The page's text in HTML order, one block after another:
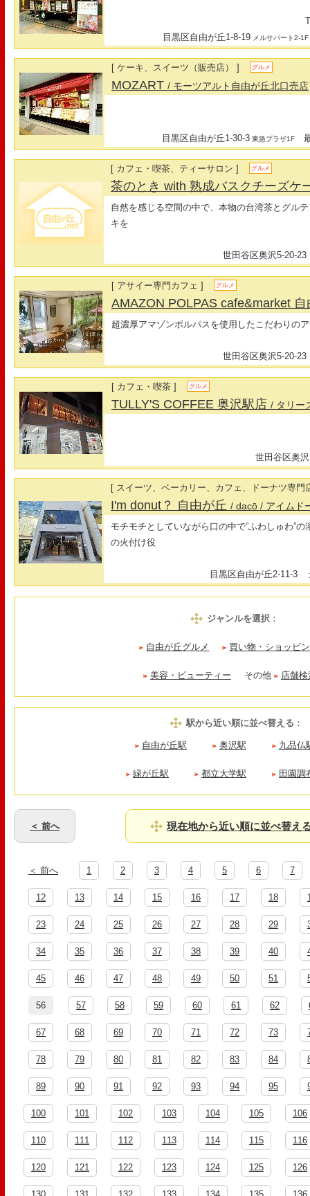
目黒区自由が丘1-8-19 メルサパート2-1F
[ ケーキ、スイーツ（販売店） ] グルメ
MOZART/ モーツアルト自由が丘北口売店
目黒区自由が丘1-30-3 東急プラザ1F
[ カフェ・喫茶、ティーサロン ] グルメ
茶のとき with 熟成バスクチーズケ
自然を感じる空間の中で、本物の台湾茶とグル
キを
世田谷区奥沢5-20-23
[ アサイー専門カフェ ] グルメ
AMAZON POLPAS cafe&market
超濃厚アマゾンポルパスを使用したこだわりの
世田谷区奥沢5-20-23
[ カフェ・喫茶 ] グルメ
TULLY'S COFFEE 奥沢駅店/ タリー
世田谷区奥
[ スイーツ、ベーカリー、カフェ、ドーナツ専門
I'm donut？ 自由が丘/ dacō/ アイムド
モチモチとしていながら口の中で”ふわしゅわ”
の火付け役
目黒区自由が丘2-11-3
ジャンルを選択：
自由が丘グルメ 買い物・ショッピ
美容・ビューティー その他 店舗
駅から近い順に並べ替える ：
自由が丘駅 奥沢駅 九品仏
緑が丘駅 都立大学駅 田園調
＜ 前へ 現在地から近い順に並べ替え
＜ 前へ 1 2 3 4 5 6 7
12 13 14 15 16 17 18
23 24 25 26 27 28 29
34 35 36 37 38 39 40
45 46 47 48 49 50 51
56 57 58 59 60 61 62
67 68 69 70 71 72 73
78 79 80 81 82 83 84
89 90 91 92 93 94 95
100 101 102 103 104 105 106
110 111 112 113 114 115 116
120 121 122 123 124 125 126